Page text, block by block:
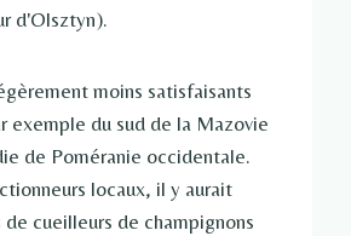
d'Olsztyn).
moins satisfaisants
exemple du sud de la Mazovie
de Poméranie occidentale.
locaux, il y aurait
de cueilleurs de champignons